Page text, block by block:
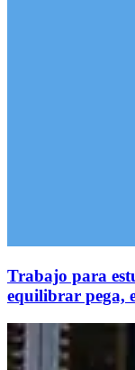
Trabajo para
equilibrar pega,